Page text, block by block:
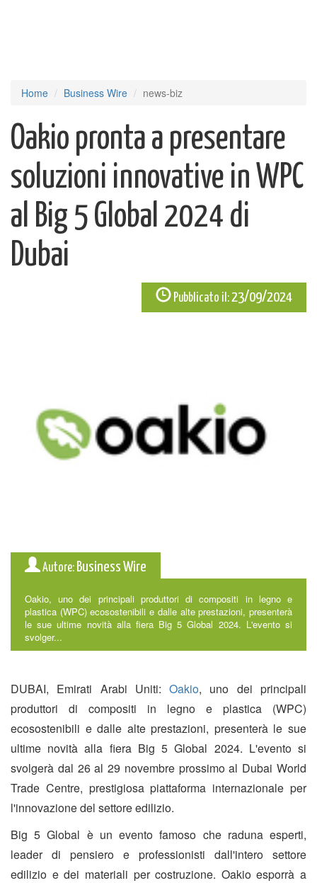
Home Business Wire news-biz
Oakio pronta a presentare
soluzioni innovative in WPC
al Big 5 Global 2024 di
Dubai
Pubblicato il:23/09/2024
Autore: Business Wire
Oakio, uno dei principali produttori di compositi in legno e
plastica (WPC) ecosostenibili e dalle alte prestazioni, presenterà
le sue ultime novità alla fiera Big 5 Global 2024. L'evento si
svolger...
DUBAI, Emirati Arabi Uniti:Oakio, uno dei principali
produttori di compositi in legno e plastica (WPC)
ecosostenibili e dalle alte prestazioni, presenterà le sue
ultime novità alla fiera Big 5 Global 2024. L'evento si
svolgerà dal 26 al 29 novembre prossimo al Dubai World
Trade Centre, prestigiosa piattaforma internazionale per
l'innovazione del settore edilizio.
Big 5 Global è un evento famoso che raduna esperti,
leader di pensiero e professionisti dall'intero settore
edilizio e dei materiali per costruzione. Oakio esporrà a